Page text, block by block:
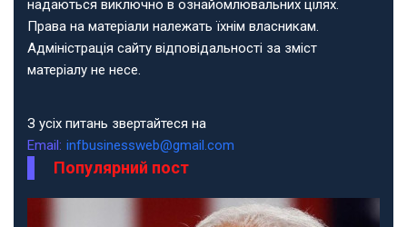
надаються виключно в ознайомлювальних цілях.
Права на матеріали належать їхнім власникам.
Адміністрація сайту відповідальності за зміст
матеріалу не несе.
З усіх питань звертайтеся на
Email: infbusinessweb@gmail.com
Популярний пост